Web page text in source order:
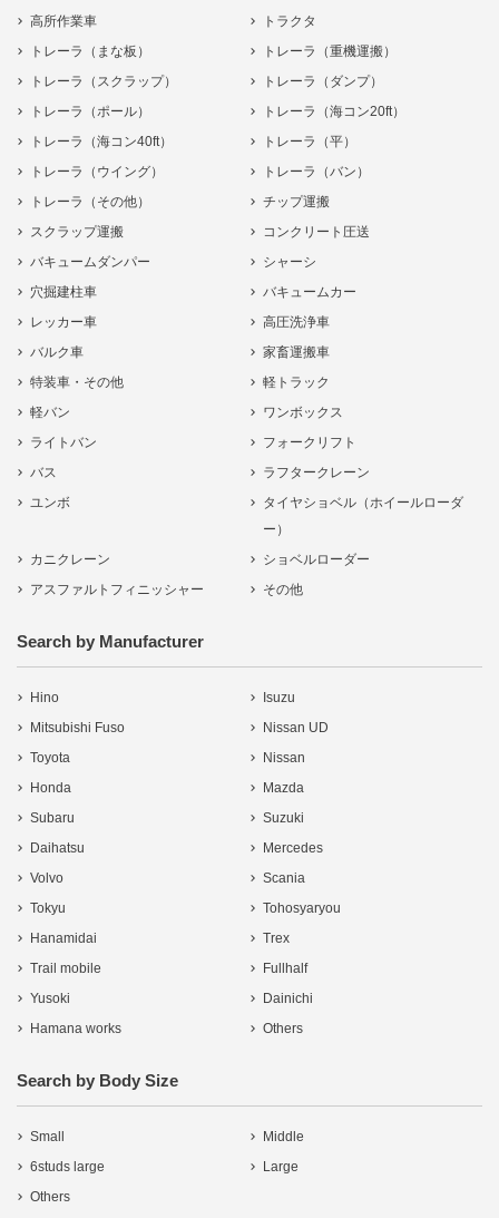
高所作業車
トラクタ
トレーラ（まな板）
トレーラ（重機運搬）
トレーラ（スクラップ）
トレーラ（ダンプ）
トレーラ（ポール）
トレーラ（海コン20ft）
トレーラ（海コン40ft）
トレーラ（平）
トレーラ（ウイング）
トレーラ（バン）
トレーラ（その他）
チップ運搬
スクラップ運搬
コンクリート圧送
バキュームダンパー
シャーシ
穴掘建柱車
バキュームカー
レッカー車
高圧洗浄車
バルク車
家畜運搬車
特装車・その他
軽トラック
軽バン
ワンボックス
ライトバン
フォークリフト
バス
ラフタークレーン
ユンボ
タイヤショベル（ホイールローダ
ー）
カニクレーン
ショベルローダー
アスファルトフィニッシャー
その他
Search by Manufacturer
Hino
Isuzu
Mitsubishi Fuso
Nissan UD
Toyota
Nissan
Honda
Mazda
Subaru
Suzuki
Daihatsu
Mercedes
Volvo
Scania
Tokyu
Tohosyaryou
Hanamidai
Trex
Trail mobile
Fullhalf
Yusoki
Dainichi
Hamana works
Others
Search by Body Size
Small
Middle
6studs large
Large
Others